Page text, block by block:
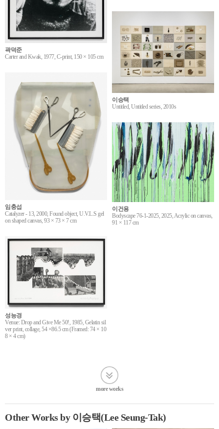
곽덕준
Carter and Kwak, 1977, C-print, 150 × 105 cm
이승택
Untitled, Untitled series, 2010s
임충섭
Catalyzer - 13, 2000, Found object, U.V.L.S gel
on shaped canvas, 93 × 73 × 7 cm
이건용
Bodyscape 76-1-2025, 2025, Acrylic on canvas,
91 × 117 cm
성능경
Venue: Drop and Give Me 50!, 1985, Gelatin sil
ver print, collage, 54 ×86.5 cm (Framed: 74 × 10
8 × 4 cm)
more works
Other Works by 이승택(Lee Seung-Tak)